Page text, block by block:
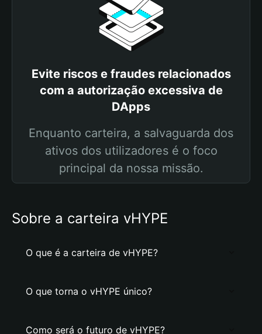
Evite riscos e fraudes relacionados
com a autorização excessiva de
DApps
Enquanto carteira, a salvaguarda dos
ativos dos utilizadores é o foco
principal da nossa missão.
Sobre a carteira vHYPE
O que é a carteira de vHYPE?
O que torna o vHYPE único?
Como será o futuro de vHYPE?